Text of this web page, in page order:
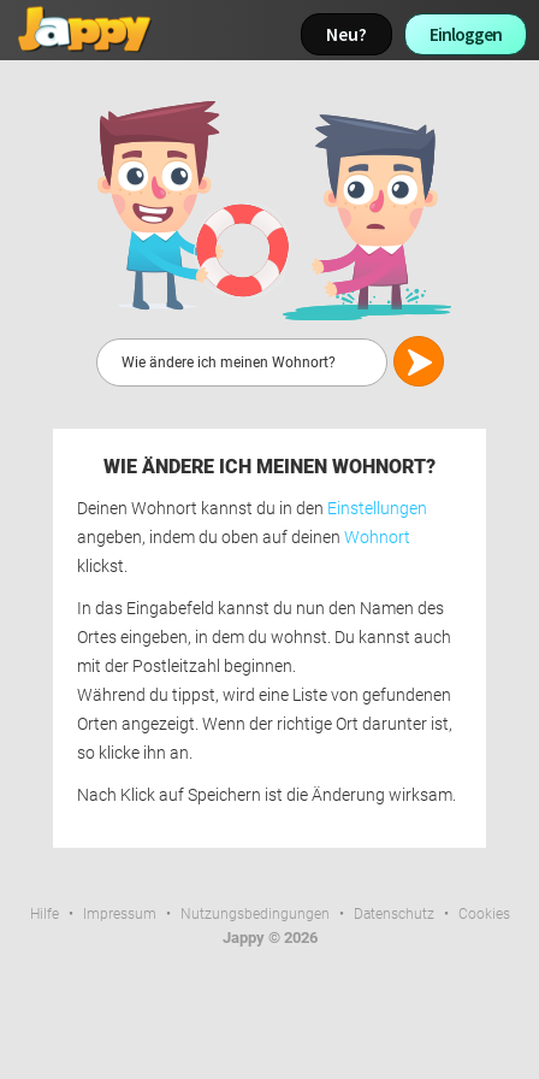
Neu? Einloggen
WIE ÄNDERE ICH MEINEN WOHNORT?
Deinen Wohnort kannst du in den Einstellungen
angeben, indem du oben auf deinen Wohnort
klickst.
In das Eingabefeld kannst du nun den Namen des
Ortes eingeben, in dem du wohnst. Du kannst auch
mit der Postleitzahl beginnen.
Während du tippst, wird eine Liste von gefundenen
Orten angezeigt. Wenn der richtige Ort darunter ist,
so klicke ihn an.
Nach Klick auf Speichern ist die Änderung wirksam.
Hilfe • Impressum • Nutzungsbedingungen • Datenschutz • Cookies
Jappy © 2026